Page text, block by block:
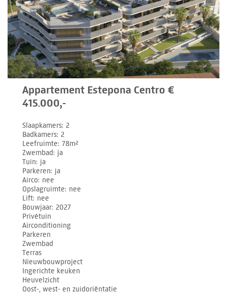
Appartement Estepona Centro €
415.000,-
Slaapkamers 2
Badkamers 2
Leefruimte 78m²
Zwembad ja
Tuin ja
Parkeren ja
Airco nee
Opslagruimte nee
Lift nee
Bouwjaar 2027
Privétuin
Airconditioning
Parkeren
Zwembad
Terras
Nieuwbouwproject
Ingerichte keuken
Heuvelzicht
Oost-, west- en zuidoriëntatie